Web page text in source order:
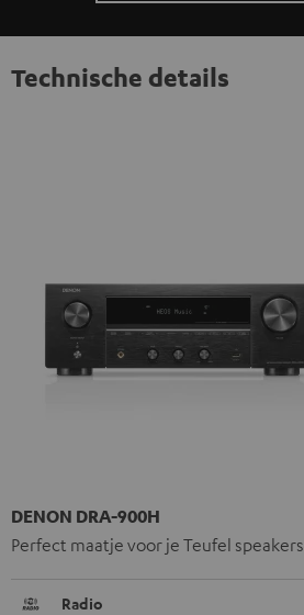
Technische details
DENON DRA-900H
Perfect maatje voor je Teufel speakers
Radio